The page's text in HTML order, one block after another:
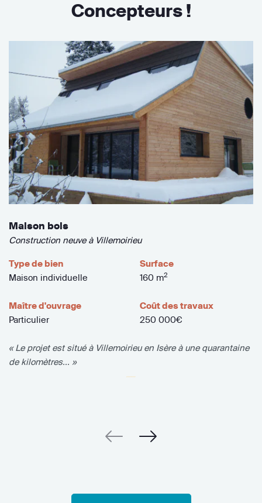
Concepteurs !
Maison bois
Construction neuve à Villemoirieu
Type de bien
Maison individuelle
Surface
160 m2
Maître d'ouvrage
Particulier
Coût des travaux
250 000€
« Le projet est situé à Villemoirieu en Isère à une quarantaine
de kilomètres... »